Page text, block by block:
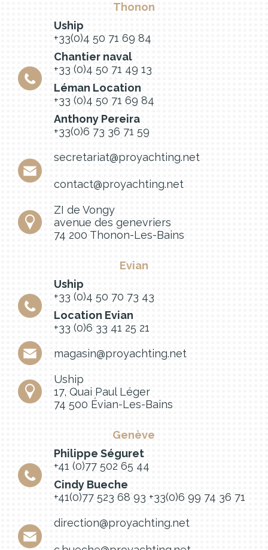
Thonon
Uship
+33(0)4 50 71 69 84
Chantier naval
+33 (0)4 50 71 49 13
Léman Location
+33 (0)4 50 71 69 84
Anthony Pereira
+33(0)6 73 36 71 59
secretariat@proyachting.net
contact@proyachting.net
ZI de Vongy
avenue des genevriers
74 200 Thonon-Les-Bains
Evian
Uship
+33 (0)4 50 70 73 43
Location Evian
+33 (0)6 33 41 25 21
magasin@proyachting.net
Uship
17, Quai Paul Léger
74 500 Évian-Les-Bains
Genève
Philippe Séguret
+41 (0)77 502 65 44
Cindy Bueche
+41(0)77 523 68 93 +33(0)6 99 74 36 71
direction@proyachting.net